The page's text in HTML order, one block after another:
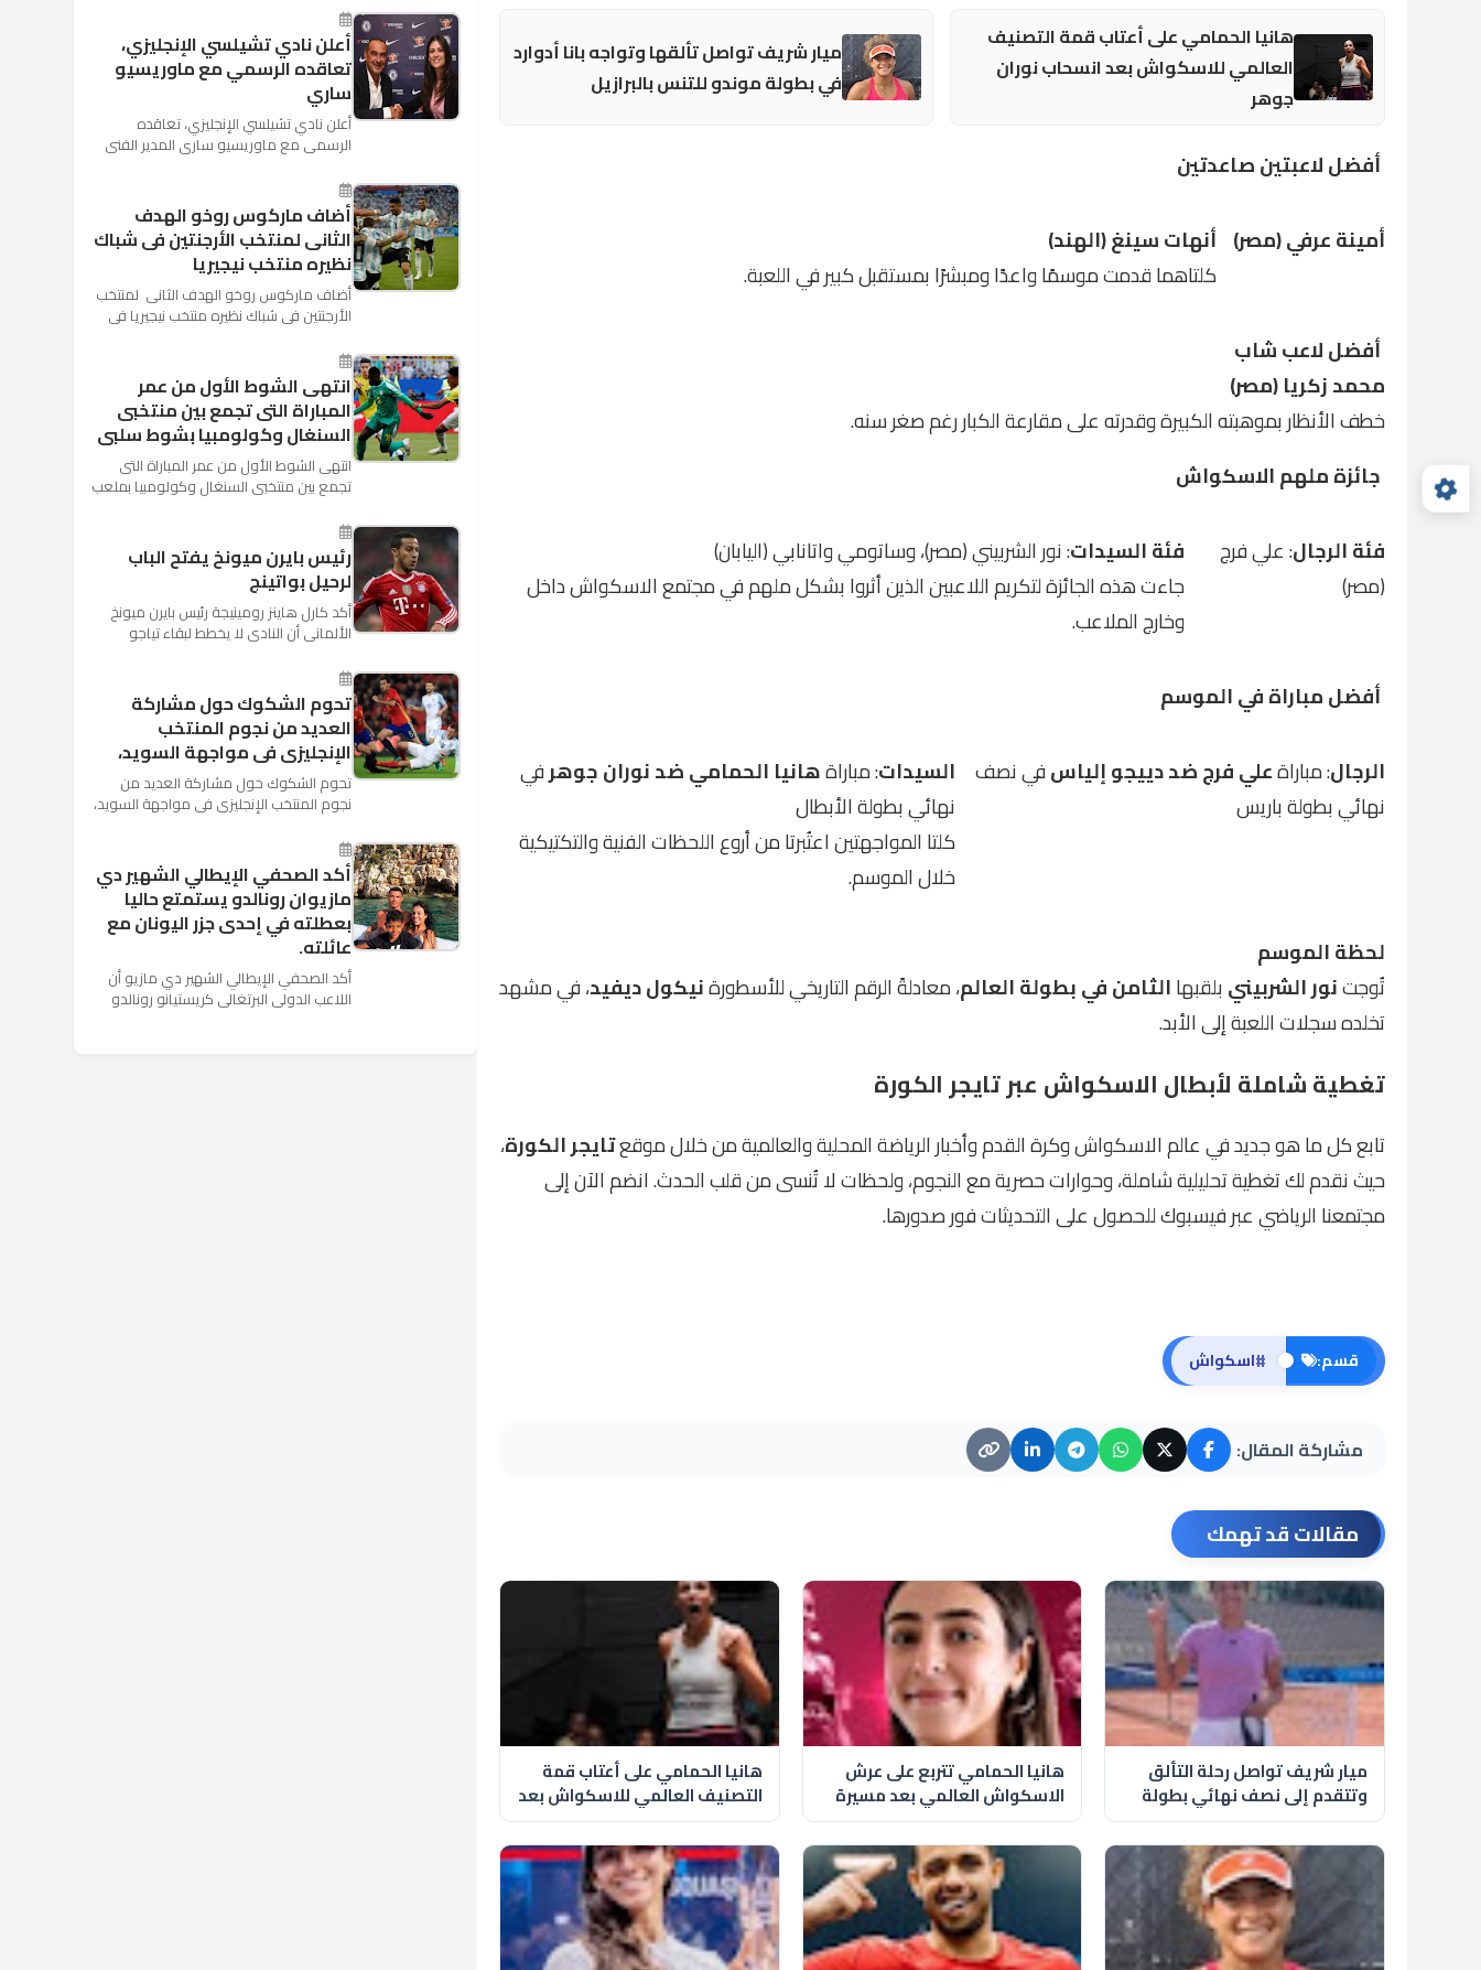
هانيا الحمامي على أعتاب قمة التصنيف
العالمي للاسكواش بعد انسحاب نوران
جوهر
ميار شريف تواصل تألقها وتواجه بانا أدوارد
في بطولة موندو للتنس بالبرازيل
أفضل لاعبتين صاعدتين
أمينة عرفي (مصر) أنهات سينغ (الهند)
كلتاهما قدمت موسمًا واعدًا ومبشرًا بمستقبل كبير في اللعبة.
أفضل لاعب شاب
محمد زكريا (مصر)
خطف الأنظار بموهبته الكبيرة وقدرته على مقارعة الكبار رغم صغر سنه.
جائزة ملهم الاسكواش
فئة الرجال: علي فرج
(مصر)
فئة السيدات: نور الشربيني (مصر)، وساتومي واتانابي (اليابان)
جاءت هذه الجائزة لتكريم اللاعبين الذين أثروا بشكل ملهم في مجتمع الاسكواش داخل
وخارج الملاعب.
أفضل مباراة في الموسم
الرجال: مباراةعلي فرج ضد دييجو إلياسفي نصف
نهائي بطولة باريس
السيدات: مباراةهانيا الحمامي ضد نوران جوهرفي
نهائي بطولة الأبطال
كلتا المواجهتين اعتُبرتا من أروع اللحظات الفنية والتكتيكية
خلال الموسم.
لحظة الموسم
تُوجتنور الشربيني بلقبهاالثامن في بطولة العالم، معادلةً الرقم التاريخي للأسطورةنيكول ديفيد، في مشهد
تخلده سجلات اللعبة إلى الأبد.
تغطية شاملة لأبطال الاسكواش عبرتايجر الكورة
تابع كل ما هو جديد في عالم الاسكواش وكرة القدم وأخبار الرياضة المحلية والعالمية من خلال موقعتايجر الكورة،
حيث نقدم لك تغطية تحليلية شاملة، وحوارات حصرية مع النجوم، ولحظات لا تُنسى من قلب الحدث. انضم الآن إلى
مجتمعنا الرياضي عبرفيسبوكللحصول على التحديثات فور صدورها.
قسم: #اسكواش
مشاركة المقال:
مقالات قد تهمك
ميار شريف تواصل رحلة التألق
وتتقدم إلى نصف نهائي بطولة
كولينا المفتوحة
هانيا الحمامي تتربع على عرش
الاسكواش العالمي بعد مسيرة
مذهلة بلا هزيمة
هانيا الحمامي على أعتاب قمة
التصنيف العالمي للاسكواش بعد
انسحاب نوران جوهر
كأس العالم بأنه تدرب على هد...
أعلن نادي تشيلسي الإنجليزي،
تعاقده الرسمي مع ماوريسيو
ساري
أعلن نادي تشيلسي الإنجليزي، تعاقده
الرسمي مع ماوريسيو ساري المدير الفني
المقبل وخلافة أنطونيو كو...
أضاف ماركوس روخو الهدف
الثانى لمنتخب الأرجنتين فى شباك
نظيره منتخب نيجيريا
أضاف ماركوس روخو الهدف الثانى لمنتخب
الأرجنتين فى شباك نظيره منتخب نيجيريا فى
"كريستوفسك...
انتهى الشوط الأول من عمر
المباراة التى تجمع بين منتخبى
السنغال وكولومبيا بشوط سلبى
انتهى الشوط الأول من عمر المباراة التى
تجمع بين منتخبى السنغال وكولومبيا بملعب
الثالثة والأ...
رئيس بايرن ميونخ يفتح الباب
لرحيل بواتينج
أكد كارل هاينز رومينيجة رئيس بايرن ميونخ
الألمانى أن النادى لا يخطط لبقاء تياجو
وأنه سيستم...
تحوم الشكوك حول مشاركة
العديد من نجوم المنتخب
الإنجليزى فى مواجهة السويد،
تحوم الشكوك حول مشاركة العديد من
نجوم المنتخب الإنجليزى فى مواجهة السويد،
ملعب "كوزموس آ...
أكد الصحفي الإيطالي الشهير دي
مازيوان رونالدو يستمتع حاليا
بعطلته في إحدى جزر اليونان مع
عائلته.
أكد الصحفي الإيطالي الشهير دي مازيو أن
اللاعب الدولي البرتغالي كريستيانو رونالدو